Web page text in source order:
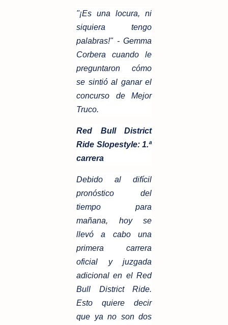
"¡Es una locura, ni
siquiera tengo
palabras!" - Gemma
Corbera cuando le
preguntaron cómo
se sintió al ganar el
concurso de Mejor
Truco.
Red Bull District
Ride Slopestyle: 1.ª
carrera
Debido al difícil
pronóstico del
tiempo para
mañana, hoy se
llevó a cabo una
primera carrera
oficial y juzgada
adicional en el Red
Bull District Ride.
Esto quiere decir
que ya no son dos